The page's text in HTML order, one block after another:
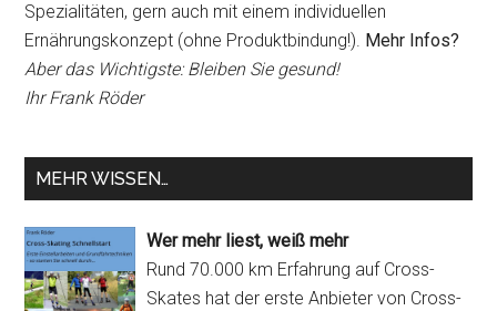
Spezialitäten, gern auch mit einem individuellen
Ernährungskonzept (ohne Produktbindung!). Mehr Infos?
Aber das Wichtigste: Bleiben Sie gesund!
Ihr Frank Röder
MEHR WISSEN…
Wer mehr liest, weiß mehr
Rund 70.000 km Erfahrung auf Cross-
Skates hat der erste Anbieter von Cross-